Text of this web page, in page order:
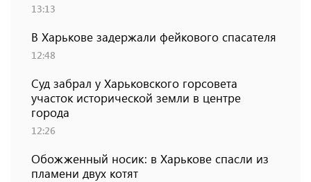
13:13
В Харькове задержали фейкового спасателя
12:48
Суд забрал у Харьковского горсовета
участок исторической земли в центре
города
12:26
Обожженный носик: в Харькове спасли из
пламени двух котят